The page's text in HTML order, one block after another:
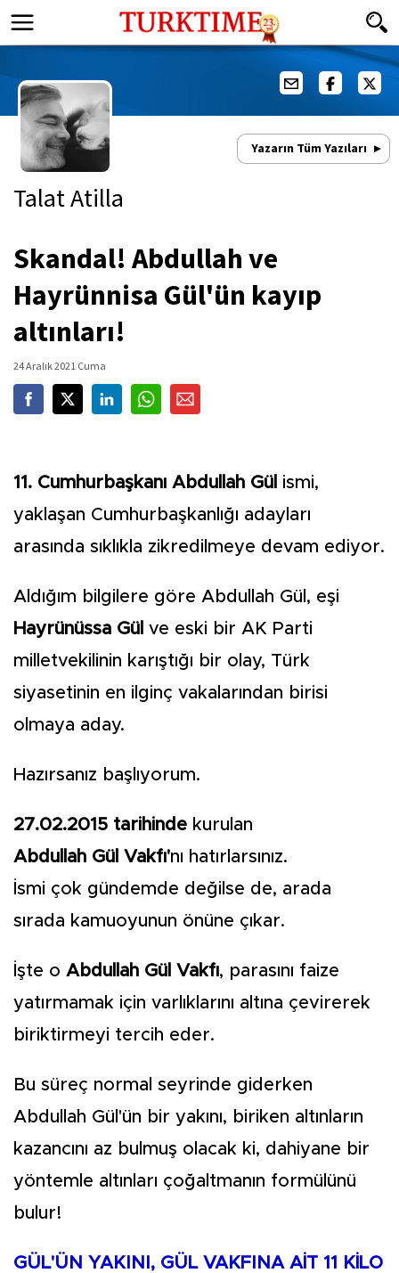
Yazarın Tüm Yazıları
Talat Atilla
Skandal! Abdullah ve
Hayrünnisa Gül'ün kayıp
altınları!
24 Aralık 2021 Cuma
11. Cumhurbaşkanı Abdullah Gül ismi,
yaklaşan Cumhurbaşkanlığı adayları
arasında sıklıkla zikredilmeye devam ediyor.
Aldığım bilgilere göre Abdullah Gül, eşi
Hayrünüssa Gül ve eski bir AK Parti
milletvekilinin karıştığı bir olay, Türk
siyasetinin en ilginç vakalarından birisi
olmaya aday.
Hazırsanız başlıyorum.
27.02.2015 tarihinde kurulan
Abdullah Gül Vakfı'nı hatırlarsınız.
İsmi çok gündemde değilse de, arada
sırada kamuoyunun önüne çıkar.
İşte o Abdullah Gül Vakfı, parasını faize
yatırmamak için varlıklarını altına çevirerek
biriktirmeyi tercih eder.
Bu süreç normal seyrinde giderken
Abdullah Gül'ün bir yakını, biriken altınların
kazancını az bulmuş olacak ki, dahiyane bir
yöntemle altınları çoğaltmanın formülünü
bulur!
GÜL'ÜN YAKINI, GÜL VAKFINA AİT 11 KİLO